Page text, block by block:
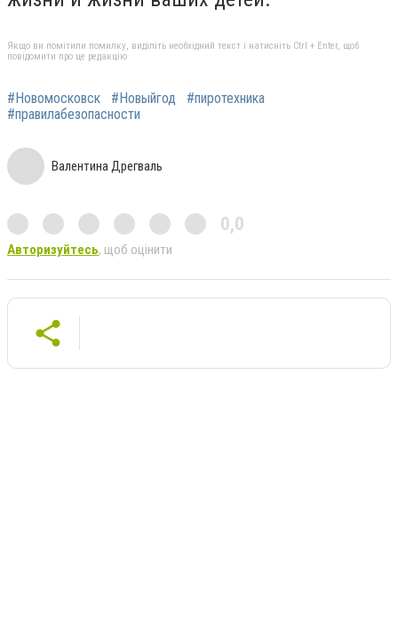
Якщо ви помітили помилку, виділіть необхідний текст і натисніть Ctrl + Enter, щоб
повідомити про це редакцію
#Новомосковск #Новыйгод
#пиротехника
#правилабезопасности
Валентина Дрегваль
0,0
Авторизуйтесь, щоб оцінити